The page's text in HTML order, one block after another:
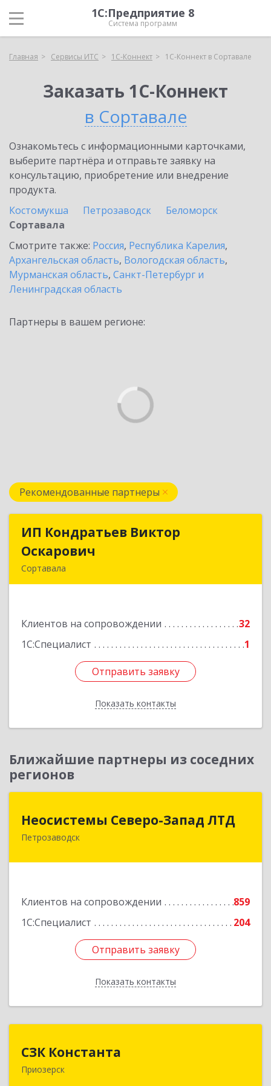
1С:Предприятие 8
Система программ
Главная Сервисы ИТС 1С-Коннект 1С-Коннект в Сортавале
Заказать 1С-Коннект
в Сортавале
Ознакомьтесь с информационными карточками,
выберите партнёра и отправьте заявку на
консультацию, приобретение или внедрение
продукта.
Костомукша
Петрозаводск
Беломорск
Сортавала
Смотрите также: Россия, Республика Карелия,
Архангельская область, Вологодская область,
Мурманская область, Санкт-Петербург и
Ленинградская область
Партнеры в вашем регионе:
Рекомендованные партнеры
ИП Кондратьев Виктор
Оскарович
Сортавала
Клиентов на сопровождении
32
1С:Специалист
1
Отправить заявку
Показать контакты
ИП Кондратьев Виктор
Подробнее
Отправить заявку
Назад
Ближайшие партнеры из соседних
регионов
Неосистемы Северо-Запад ЛТД
Петрозаводск
Клиентов на сопровождении
859
1С:Специалист
204
Отправить заявку
Показать контакты
185001, Карелия Респ, Петрозаводск г,
Подробнее
Отправить заявку
Назад
СЗК Константа
Приозерск188760, Ленинградская обл, Приозерск г,